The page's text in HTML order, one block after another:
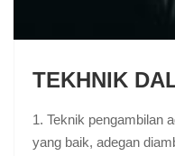
TEKHNIK
1. Teknik pengambilan
yang baik, adegan